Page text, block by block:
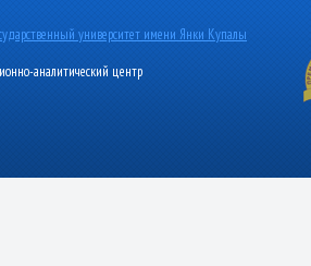
университет имени Янки Купалы
аналитический центр